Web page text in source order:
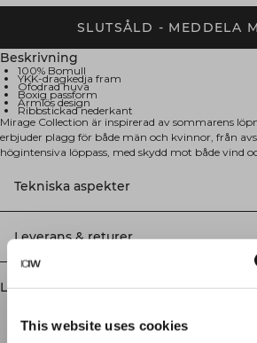
This website uses cookies
SLUTSÅLD - MEDDELA
Beskrivning
100% Bomull
YKK-dragkedja fram
Ofodrad huva
Boxig passform
Ärmlös design
Ribbstickad nederkant
Mirage Collection är inspirerad av sommarens
erbjuder plagg för både män och kvinnor, från
högintensiva löppass, med skydd mot både vind
eller kyligare dagar på löpspåret. Huvtröjan är
bomullsmaterial med terry på insidan. Den
1/4-dragkedjan fulländar looken. YKK-dragkedja
Tekniska aspekter
Leverans & returer
Liknande produkter